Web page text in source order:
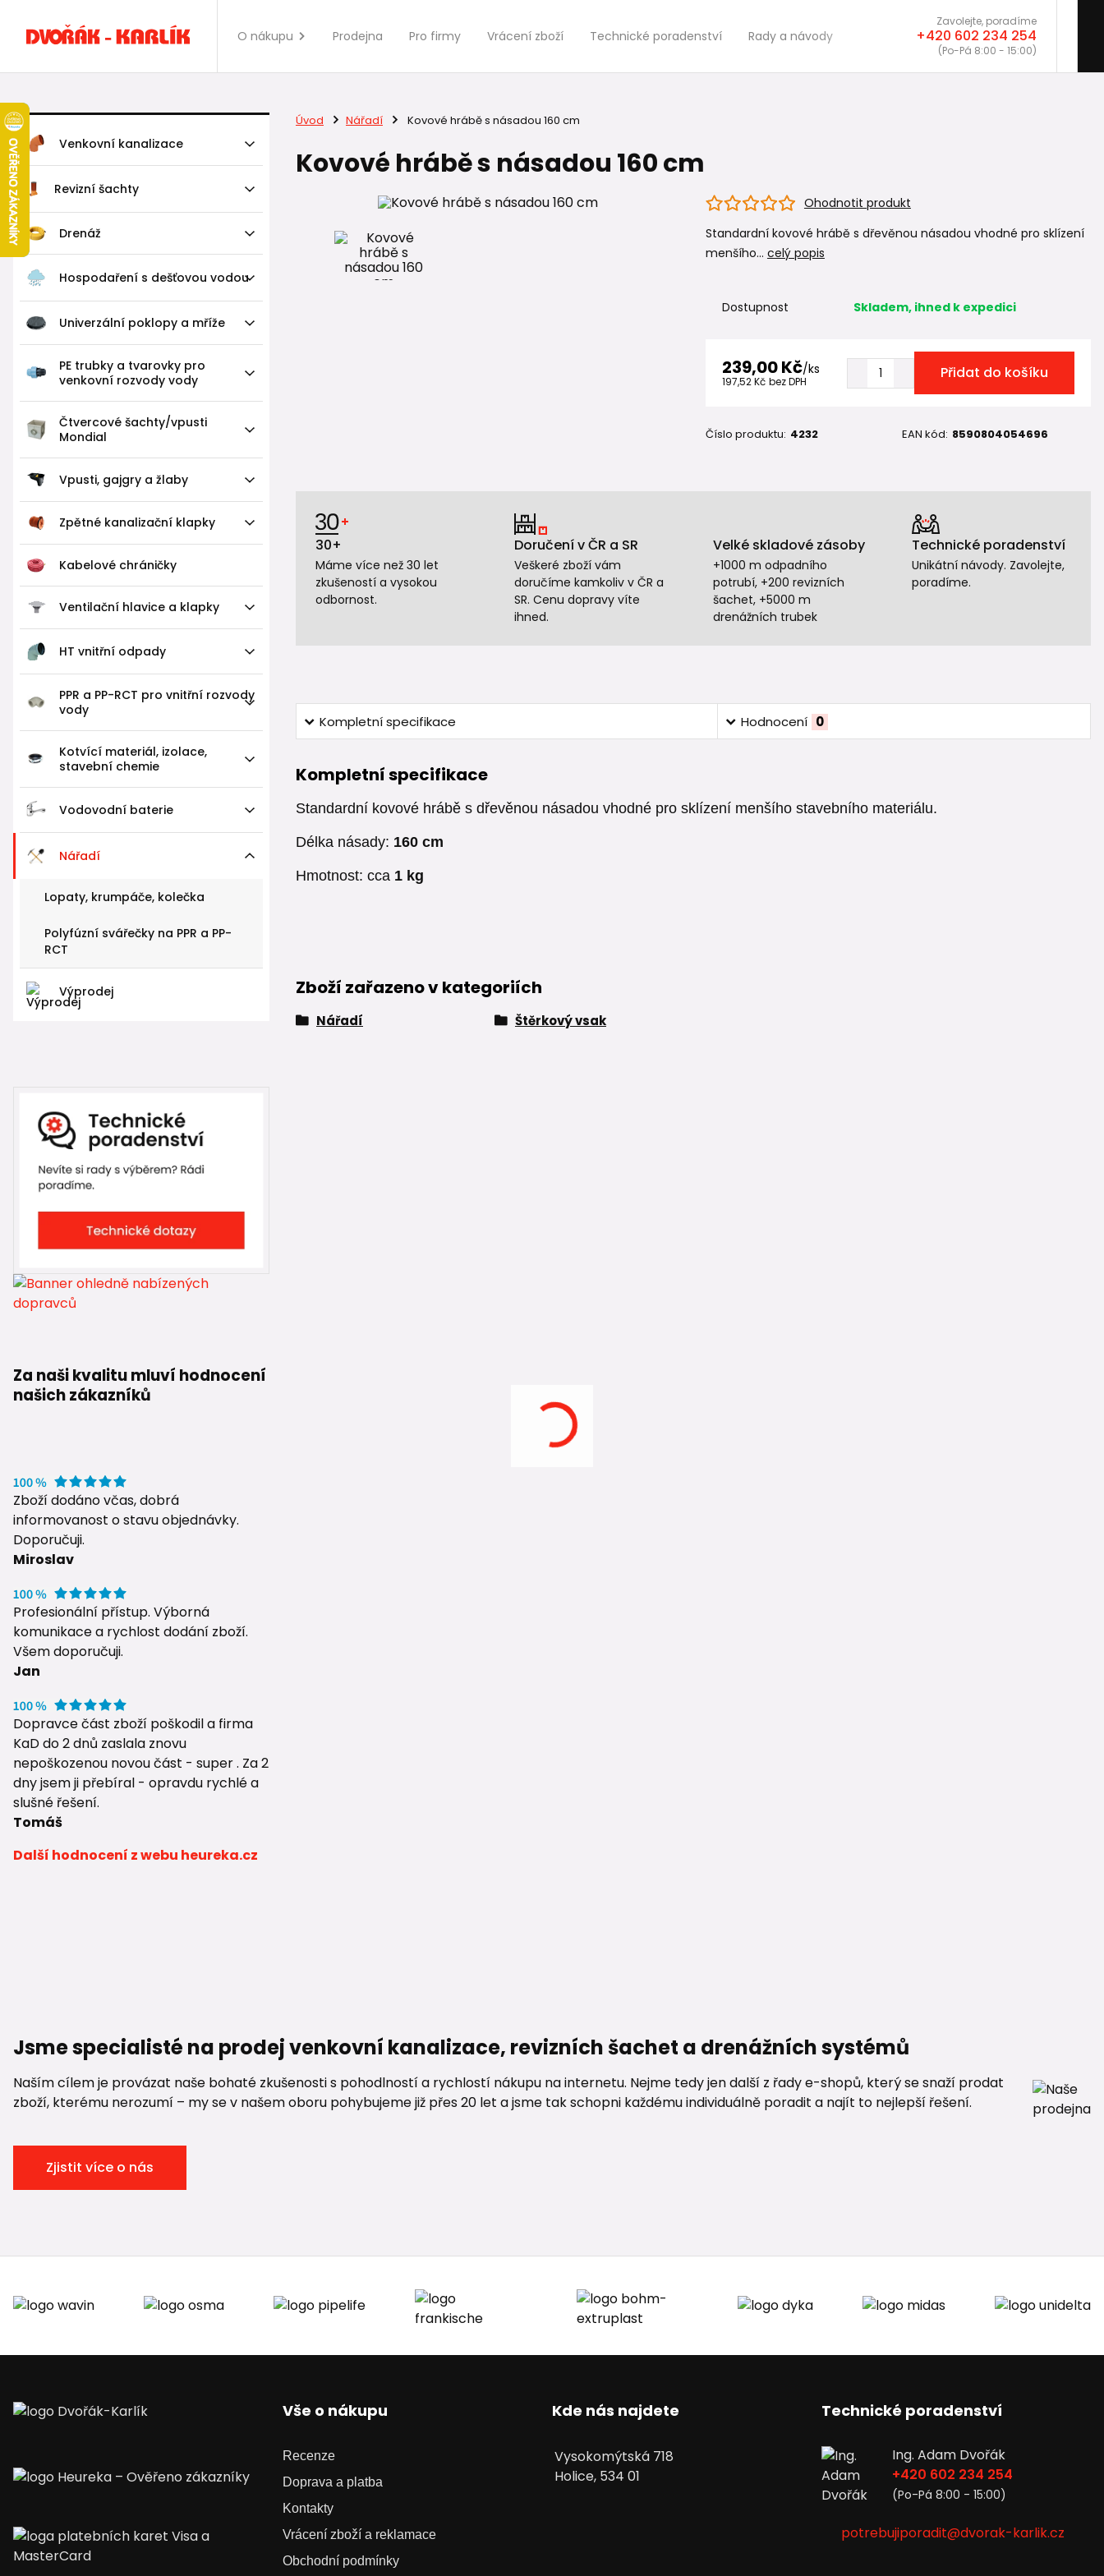
O nákupu Prodejna Pro firmy Vrácení zboží Technické poradenství Rady a návody
Zavolejte, poradíme
+420 602 234 254
(Po-Pá 8:00 - 15:00)
Venkovní kanalizace
Revizní šachty
Drenáž
Hospodaření s dešťovou vodou
Univerzální poklopy a mříže
PE trubky a tvarovky pro
venkovní rozvody vody
Čtvercové šachty/vpusti
Mondial
Vpusti, gajgry a žlaby
Zpětné kanalizační klapky
Kabelové chráničky
Ventilační hlavice a klapky
HT vnitřní odpady
PPR a PP-RCT pro vnitřní rozvody
vody
Kotvící materiál, izolace,
stavební chemie
Vodovodní baterie
Nářadí
Lopaty, krumpáče, kolečka
Polyfúzní svářečky na PPR a PP-
RCT
Výprodej
Za naši kvalitu mluví hodnocení
našich zákazníků
Zboží dodáno včas, dobrá
informovanost o stavu objednávky.
Doporučuji.
Miroslav
Profesionální přístup. Výborná
komunikace a rychlost dodání zboží.
Všem doporučuji.
Jan
Dopravce část zboží poškodil a firma
KaD do 2 dnů zaslala znovu
nepoškozenou novou část - super . Za 2
dny jsem ji přebíral - opravdu rychlé a
slušné řešení.
Tomáš
Další hodnocení z webu heureka.cz
Úvod Nářadí Kovové hrábě s násadou 160 cm
Kovové hrábě s násadou 160 cm
Ohodnotit produkt
Standardní kovové hrábě s dřevěnou násadou vhodné pro sklízení
menšího... celý popis
Dostupnost Skladem, ihned k expedici
239,00 Kč/ks
197,52 Kč bez DPH Přidat do košíku
Číslo produktu: 4232 EAN kód: 8590804054696
30+
Máme více než 30 let
zkušeností a vysokou
odbornost.
Doručení v ČR a SR
Veškeré zboží vám
doručíme kamkoliv v ČR a
SR. Cenu dopravy víte
ihned.
Velké skladové zásoby
+1000 m odpadního
potrubí, +200 revizních
šachet, +5000 m
drenážních trubek
Technické poradenství
Unikátní návody. Zavolejte,
poradíme.
Kompletní specifikace Hodnocení 0
Kompletní specifikace
Standardní kovové hrábě s dřevěnou násadou vhodné pro sklízení menšího stavebního materiálu.
Délka násady: 160 cm
Hmotnost: cca 1 kg
Zboží zařazeno v kategoriích
Nářadí Štěrkový vsak
Jsme specialisté na prodej venkovní kanalizace, revizních šachet a drenážních systémů
Naším cílem je provázat naše bohaté zkušenosti s pohodlností a rychlostí nákupu na internetu. Nejme tedy jen další z řady e-shopů, který se snaží prodat
zboží, kterému nerozumí – my se v našem oboru pohybujeme již přes 20 let a jsme tak schopni každému individuálně poradit a najít to nejlepší řešení.
Zjistit více o nás
Vše o nákupu
Recenze
Doprava a platba
Kontakty
Vrácení zboží a reklamace
Obchodní podmínky
Kde nás najdete
Vysokomýtská 718
Holice, 534 01
Technické poradenství
Ing. Adam Dvořák
+420 602 234 254
(Po-Pá 8:00 - 15:00)
potrebujiporadit@dvorak-karlik.cz